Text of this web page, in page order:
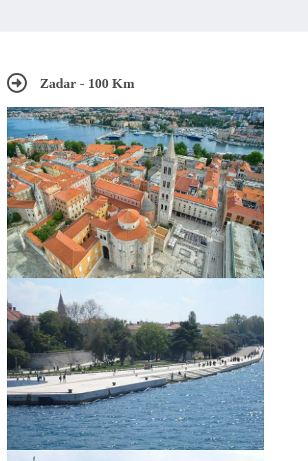
Zadar - 100 Km